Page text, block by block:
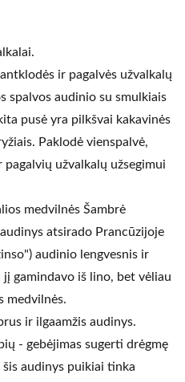
ir pagalvės užvalkalų
spalvos audinio su smulkiais
pusė yra pilkšvai kakavinės
Paklodė vienspalvė,
užvalkalų užsegimui
medvilnės Šambrė
atsirado Prancūzijoje
audinio lengvesnis ir
jį gamindavo iš lino, bet vėliau
medvilnės.
ir ilgaamžis audinys.
- gebėjimas sugerti drėgmę
audinys puikiai tinka